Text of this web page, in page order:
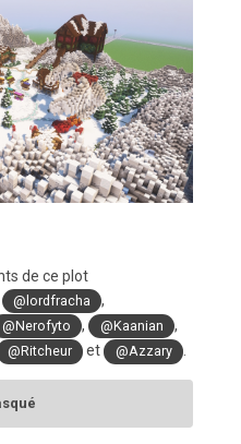
de ce plot
@lordfracha ,
@Nerofyto , @Kaanian ,
@Ritcheur et @Azzary .